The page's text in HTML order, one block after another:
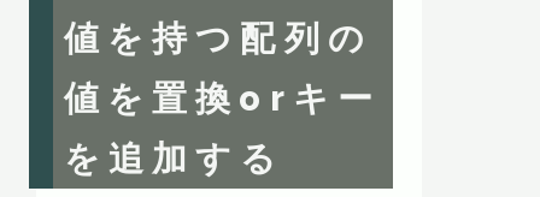
値を持つ配列の
値を置換orキー
を追加する